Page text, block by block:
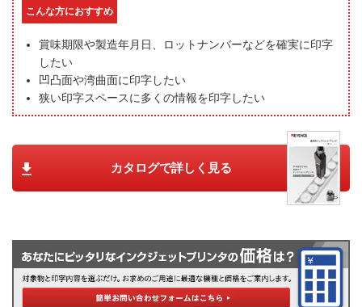
こんな方におすすめ
賞味期限や製造年月日、ロットナンバーなどを確実に印字
したい
凹凸面や湾曲面に印字したい
狭い印字スペースに多くの情報を印字したい
カタログで詳しく見る